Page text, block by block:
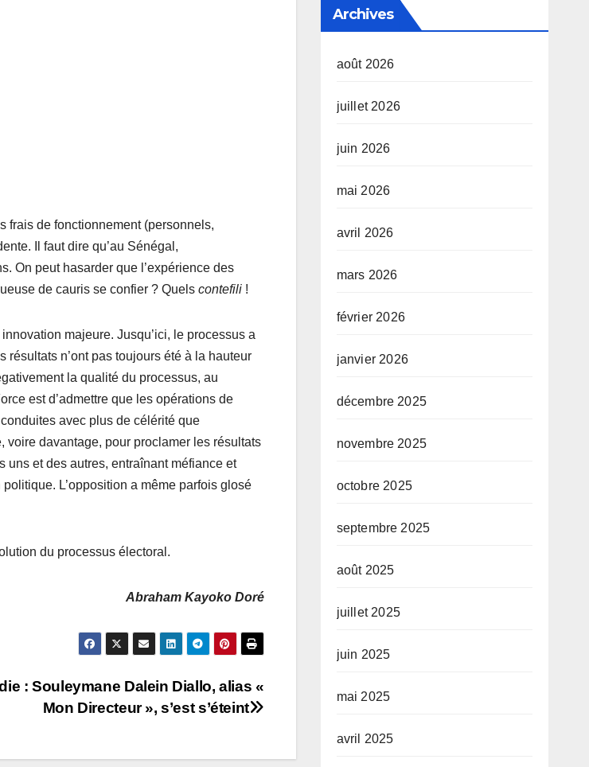
frais de fonctionnement (personnels,
Il faut dire qu’au Sénégal,
On peut hasarder que l’expérience des
de cauris se confier ? Quels contefili !
majeure. Jusqu’ici, le processus a
n’ont pas toujours été à la hauteur
la qualité du processus, au
est d’admettre que les opérations de
avec plus de célérité que
voire davantage, pour proclamer les résultats
uns et des autres, entraînant méfiance et
L’opposition a même parfois glosé
du processus électoral.
Abraham Kayoko Doré
: Souleymane Dalein Diallo, alias «
Mon Directeur », s’est s’éteint
Archives
août 2026
juillet 2026
juin 2026
mai 2026
avril 2026
mars 2026
février 2026
janvier 2026
décembre 2025
novembre 2025
octobre 2025
septembre 2025
août 2025
juillet 2025
juin 2025
mai 2025
avril 2025